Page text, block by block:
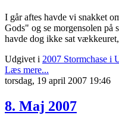
I går aftes havde vi snakket
Gods" og se morgensolen på
havde dog ikke sat
Udgivet i 2007 Stormchase i
Læs mere...
torsdag, 19 april 2007 19:46
8. Maj 2007